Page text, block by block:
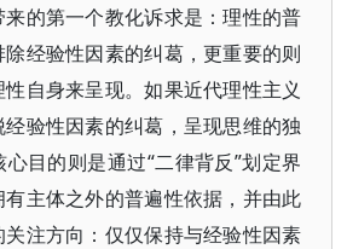
的第一个教化诉求是：理性的普
经验性因素的纠葛，更重要的则
自身来呈现。如果近代理性主义
验性因素的纠葛，呈现思维的独
目的则是通过“二律背反”划定界
主体之外的普遍性依据，并由此
注方向：仅仅保持与经验性因素